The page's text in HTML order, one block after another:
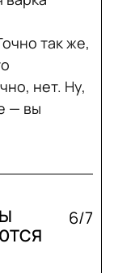
так же,
нет. Ну,
— вы
6/7